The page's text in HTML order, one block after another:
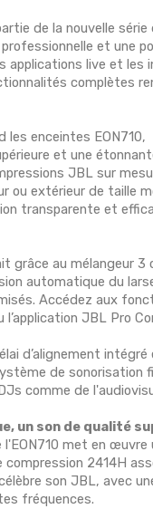
de la nouvelle
et une
applications live et les
complètes
les enceintes
et une
JBL sur
ou extérieur de taille
transparente et
grâce au mélangeur
automatique du
Accédez aux
JBL Pro
d’alignement
de sonorisation
comme de
un son de qualité
l'EON710 met en
2414H
son JBL, avec
fréquences.